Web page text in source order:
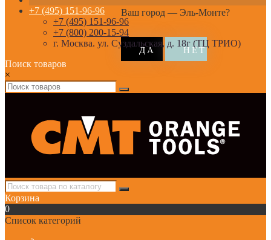
Ваш город — Эль-Монте?
+7 (495) 151-96-96
+7 (495) 151-96-96
+7 (800) 200-15-94
г. Москва. ул. Суздальская, д. 18г (ТЦ ТРИО)
Поиск товаров
×
Корзина
0
Список категорий